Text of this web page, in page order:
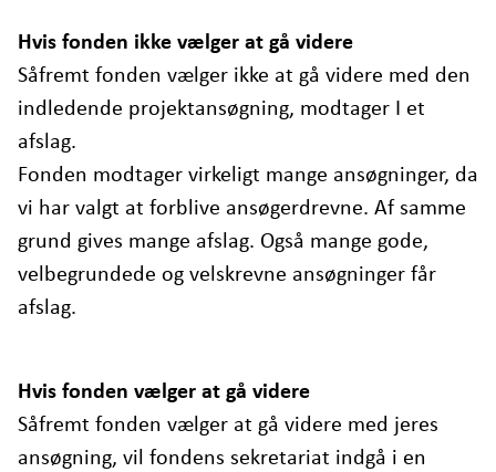
Hvis fonden ikke vælger at gå videre
Såfremt fonden vælger ikke at gå videre med den
indledende projektansøgning, modtager I et
afslag.
Fonden modtager virkeligt mange ansøgninger, da
vi har valgt at forblive ansøgerdrevne. Af samme
grund gives mange afslag. Også mange gode,
velbegrundede og velskrevne ansøgninger får
afslag.
Hvis fonden vælger at gå videre
Såfremt fonden vælger at gå videre med jeres
ansøgning, vil fondens sekretariat indgå i en